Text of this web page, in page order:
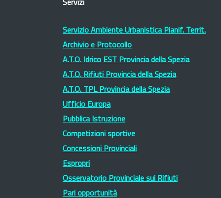
Servizi
Servizio Ambiente Urbanistica Pianif. Territ.
Archivio e Protocollo
A.T.O. Idrico EST Provincia della Spezia
A.T.O. Rifiuti Provincia della Spezia
A.T.O. TPL Provincia della Spezia
Ufficio Europa
Pubblica Istruzione
Competizioni sportive
Concessioni Provinciali
Espropri
Osservatorio Provinciale sui Rifiuti
Pari opportunità